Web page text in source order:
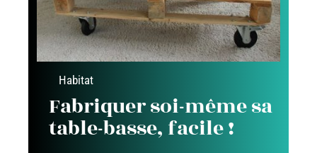
Habitat
Fabriquer soi-même sa
table-basse, facile !